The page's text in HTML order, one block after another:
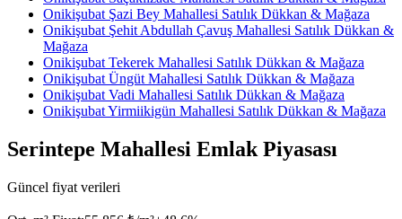
Onikişubat Şazi Bey Mahallesi Satılık Dükkan & Mağaza
Onikişubat Şehit Abdullah Çavuş Mahallesi Satılık Dükkan &
Mağaza
Onikişubat Tekerek Mahallesi Satılık Dükkan & Mağaza
Onikişubat Üngüt Mahallesi Satılık Dükkan & Mağaza
Onikişubat Vadi Mahallesi Satılık Dükkan & Mağaza
Onikişubat Yirmiikigün Mahallesi Satılık Dükkan & Mağaza
Serintepe Mahallesi Emlak Piyasası
Güncel fiyat verileri